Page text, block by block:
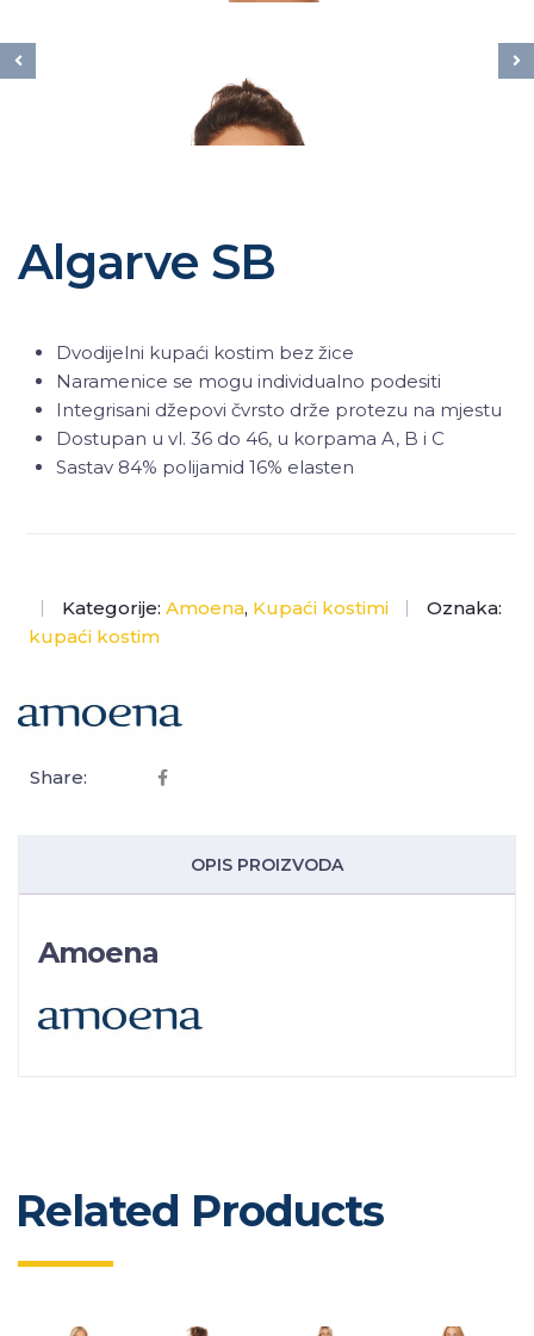
Algarve SB
Dvodijelni kupaći kostim bez žice
Naramenice se mogu individualno podesiti
Integrisani džepovi čvrsto drže protezu na mjestu
Dostupan u vl. 36 do 46, u korpama A, B i C
Sastav 84% polijamid 16% elasten
Kategorije: Amoena, Kupaći kostimi
Oznaka:
kupaći kostim
Share:
OPIS PROIZVODA
Amoena
Related Products